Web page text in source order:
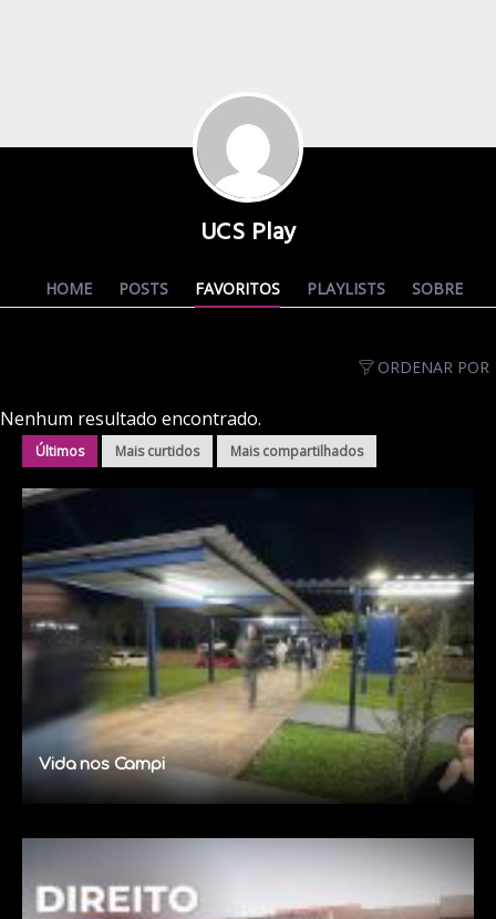
UCS Play
HOME POSTS FAVORITOS PLAYLISTS SOBRE
ORDENAR POR
Nenhum resultado encontrado.
Últimos Mais curtidos Mais compartilhados
Vida nos Campi